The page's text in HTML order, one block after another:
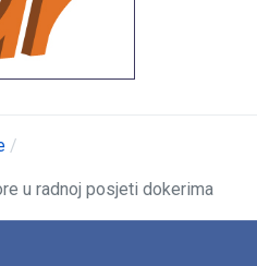
u radnoj posjeti dokerima